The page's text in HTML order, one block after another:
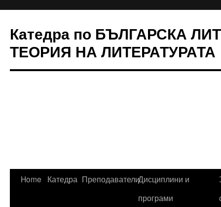
Катедра по БЪЛГАРСКА
ТЕОРИЯ НА ЛИТЕРАТУРАТА
Skip
Home Катедра ПреподавателиДисциплини и
програми